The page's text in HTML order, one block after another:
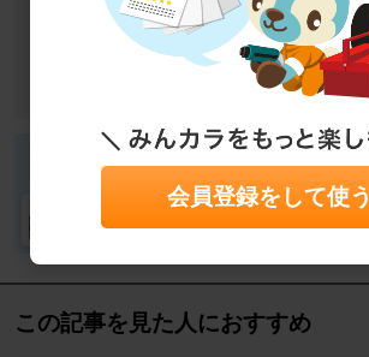
作業カテゴリ
エンジン廻り その他
修理・故障・メンテナンス
この記事を見た人におすすめ
会員登録をして使う